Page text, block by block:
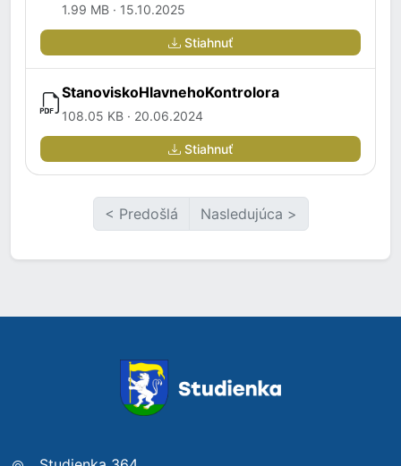
1.99 MB · 15.10.2025
Stiahnuť
StanoviskoHlavnehoKontrolora
108.05 KB · 20.06.2024
Stiahnuť
< Predošlá Nasledujúca >